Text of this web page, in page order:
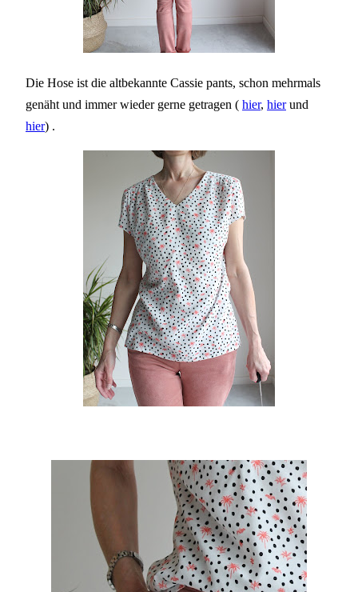
Die Hose ist die altbekannte Cassie pants, schon mehrmals
genäht und immer wieder gerne getragen ( hier, hierund
hier) .